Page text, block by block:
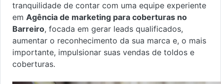
tranquilidade de contar com uma equipe experiente
em Agência de marketing para coberturas no
Barreiro, focada em gerar leads qualificados,
aumentar o reconhecimento da sua marca e, o mais
importante, impulsionar suas vendas de toldos e
coberturas.